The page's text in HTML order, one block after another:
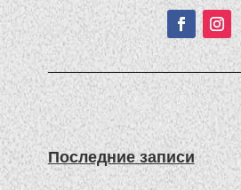
Последние записи